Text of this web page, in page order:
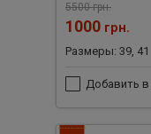
5500 грн.
1000 грн.
Размеры: 39, 41
Добавить